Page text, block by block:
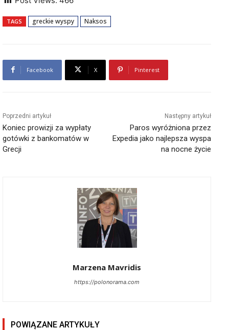
TAGS greckie wyspy Naksos
Facebook X Pinterest
Poprzedni artykuł
Koniec prowizji za wypłaty
gotówki z bankomatów w
Grecji
Następny artykuł
Paros wyróżniona przez
Expedia jako najlepsza wyspa
na nocne życie
Marzena Mavridis
https://polonorama.com
POWIĄZANE ARTYKUŁY